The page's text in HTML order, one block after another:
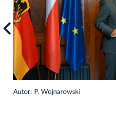
Autor: P. Wojnarowski